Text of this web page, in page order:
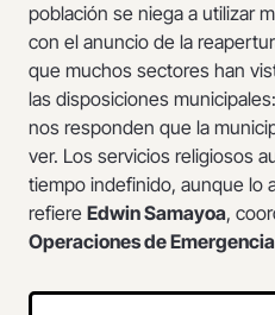
población se niega a utilizar
con el anuncio de la
que muchos sectores han
las disposiciones
nos responden que la
ver. Los servicios religiosos
tiempo indefinido, aunque lo
refiere Edwin Samayoa,
Operaciones de